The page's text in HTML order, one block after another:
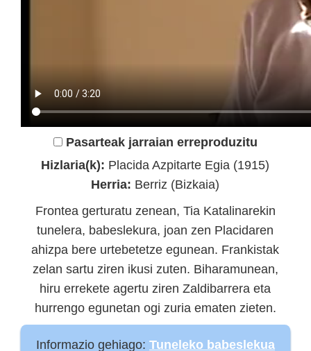
Pasarteak jarraian erreproduzitu
Hizlaria(k): Placida Azpitarte Egia (1915)
Herria: Berriz (Bizkaia)
Frontea gerturatu zenean, Tia Katalinarekin
tunelera, babeslekura, joan zen Placidaren
ahizpa bere urtebetetze egunean. Frankistak
zelan sartu ziren ikusi zuten. Biharamunean,
hiru errekete agertu ziren Zaldibarrera eta
hurrengo egunetan ogi zuria ematen zieten.
Informazio gehiago: Tuneleko babeslekua